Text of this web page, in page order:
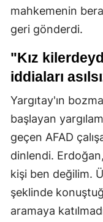
mahkemenin
geri gönderdi.
"Kız
iddiaları
Yargıtay'ın
başlayan
geçen AFAD
dinlendi.
kişi ben değilim.
şeklinde
aramaya